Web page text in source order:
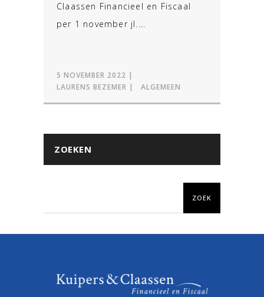
Claassen Financieel en Fiscaal
per 1 november jl....
5 NOVEMBER 2022
LAURENS BEZEMER
ALGEMEEN
ZOEKEN
ZOEK